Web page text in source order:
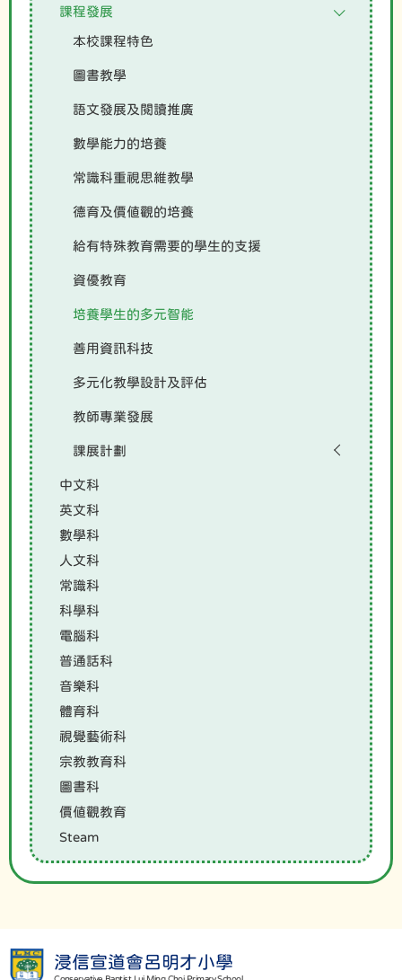
課程發展
本校課程特色
圖書教學
語文發展及閱讀推廣
數學能力的培養
常識科重視思維教學
德育及價值觀的培養
給有特殊教育需要的學生的支援
資優教育
培養學生的多元智能
善用資訊科技
多元化教學設計及評估
教師專業發展
課展計劃
中文科
英文科
數學科
人文科
常識科
科學科
電腦科
普通話科
音樂科
體育科
視覺藝術科
宗教教育科
圖書科
價值觀教育
Steam
浸信宣道會呂明才小學
Conservative Baptist Lui Ming Choi Primary School